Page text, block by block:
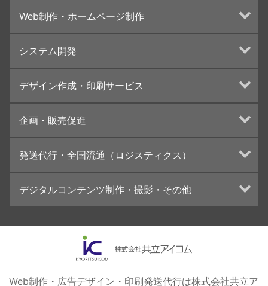
Web制作・ホームページ制作
ランディングページ制作
Web分析・改善・コンサルティング
インターネット広告代行
UI・UXデザイン設計
システム開発
デザイン作成・印刷サービス
カタログデザインの制作・印刷
冊子/パンフレットのデザイン制作・印刷
学校・会社案内パンフレット制作・印刷
高精細印刷（スブリマ印刷）
社内報
名刺
一般印刷 （オンデマンド・オフセット）
ユニバーサル・コミュニケーション・デザイン
企画・販売促進
ブランディング戦略
イベント運営
コンテンツ制作
周年事業
採用プロモーション
発送代行・全国流通（ロジスティクス）
デジタルコンテンツ制作・撮影・その他
イラスト・キャラクター制作
ロゴデザイン・CI設計
コピー・ライティング
Web制作・広告デザイン・印刷発送代行は株式会社共立ア